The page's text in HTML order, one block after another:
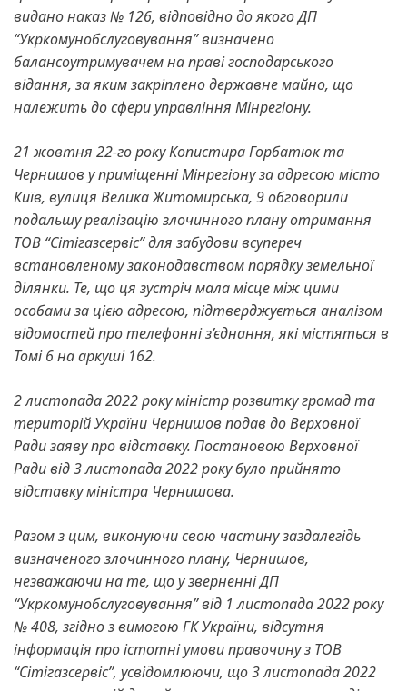
видано наказ № 126, відповідно до якого ДП
“Укркомунобслуговування” визначено
балансоутримувачем на праві господарського
відання, за яким закріплено державне майно, що
належить до сфери управління Мінрегіону.
21 жовтня 22-го року Копистира Горбатюк та
Чернишов у приміщенні Мінрегіону за адресою місто
Київ, вулиця Велика Житомирська, 9 обговорили
подальшу реалізацію злочинного плану отримання
ТОВ “Сітігазсервіс” для забудови всупереч
встановленому законодавством порядку земельної
ділянки. Те, що ця зустріч мала місце між цими
особами за цією адресою, підтверджується аналізом
відомостей про телефонні з’єднання, які містяться в
Томі 6 на аркуші 162.
2 листопада 2022 року міністр розвитку громад та
територій України Чернишов подав до Верховної
Ради заяву про відставку. Постановою Верховної
Ради від 3 листопада 2022 року було прийнято
відставку міністра Чернишова.
Разом з цим, виконуючи свою частину заздалегідь
визначеного злочинного плану, Чернишов,
незважаючи на те, що у зверненні ДП
“Укркомунобслуговування” від 1 листопада 2022 року
№ 408, згідно з вимогою ГК України, відсутня
інформація про істотні умови правочину з ТОВ
“Сітігазсервіс”, усвідомлюючи, що 3 листопада 2022